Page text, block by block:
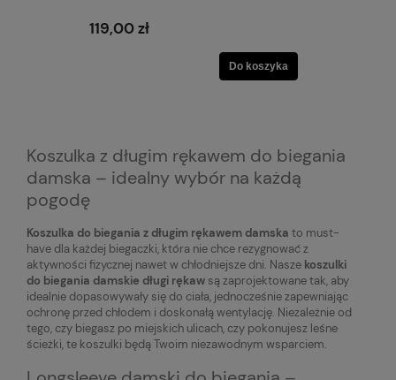
119,00 zł
Do koszyka
Koszulka z długim rękawem do biegania
damska – idealny wybór na każdą
pogodę
Koszulka do biegania z długim rękawem damska to must-
have dla każdej biegaczki, która nie chce rezygnować z
aktywności fizycznej nawet w chłodniejsze dni. Nasze koszulki
do biegania damskie długi rękaw są zaprojektowane tak, aby
idealnie dopasowywały się do ciała, jednocześnie zapewniając
ochronę przed chłodem i doskonałą wentylację. Niezależnie od
tego, czy biegasz po miejskich ulicach, czy pokonujesz leśne
ścieżki, te koszulki będą Twoim niezawodnym wsparciem.